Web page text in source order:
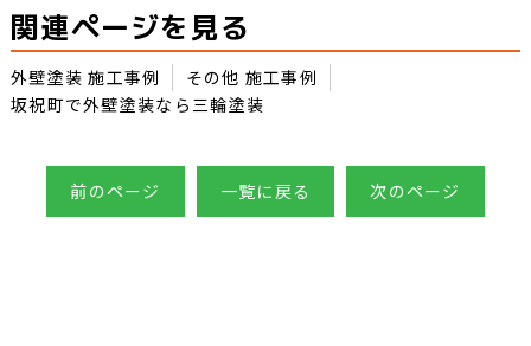
関連ページを見る
外壁塗装 施工事例
その他 施工事例
坂祝町で外壁塗装なら三輪塗装
前のページ 一覧に戻る 次のページ